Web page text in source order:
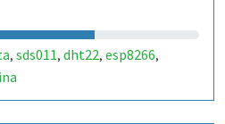
, sds011, dht22, esp8266,